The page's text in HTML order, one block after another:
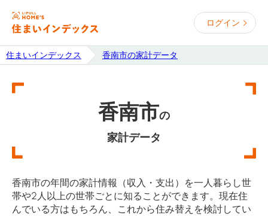
ログイン
住まいインデックス 香南市の家計データ
香南市の
家計データ
香南市の年間の家計情報（収入・支出）を一人暮らし世
帯や2人以上の世帯ごとに知ることができます。現在住
んでいる方はもちろん、これから住み替えを検討してい